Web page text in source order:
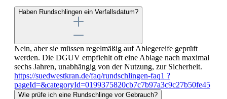
Haben Rundschlingen ein Verfallsdatum?
Nein, aber sie müssen regelmäßig auf Ablegereife geprüft
werden. Die DGUV empfiehlt oft eine Ablage nach maximal
sechs Jahren, unabhängig von der Nutzung, zur Sicherheit.
https://suedwestkran.de/faq/rundschlingen-faq1 ?
pageId=&categoryId=0199375820cb7c7b97a3c9c27b50fe45
Wie prüfe ich eine Rundschlinge vor Gebrauch?